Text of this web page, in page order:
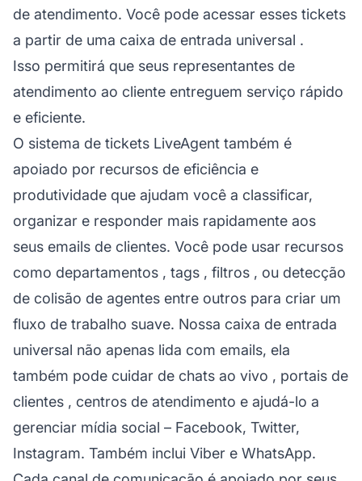
de atendimento. Você pode acessar esses tickets
a partir de uma caixa de entrada universal .
Isso permitirá que seus representantes de
atendimento ao cliente entreguem serviço rápido
e eficiente.
O sistema de tickets LiveAgent também é
apoiado por recursos de eficiência e
produtividade que ajudam você a classificar,
organizar e responder mais rapidamente aos
seus emails de clientes. Você pode usar recursos
como departamentos , tags , filtros , ou detecção
de colisão de agentes entre outros para criar um
fluxo de trabalho suave. Nossa caixa de entrada
universal não apenas lida com emails, ela
também pode cuidar de chats ao vivo , portais de
clientes , centros de atendimento e ajudá-lo a
gerenciar mídia social – Facebook, Twitter,
Instagram. Também inclui Viber e WhatsApp.